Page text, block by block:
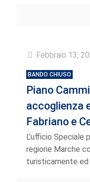
Febbraio 13,
BANDO CHIUSO
Piano
accoglienza
Fabriano e
L’ufficio Speciale
regione Marche
turisticamente ed